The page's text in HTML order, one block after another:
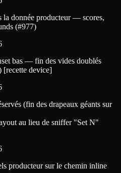
la donnée producteur — scores,
(#977)
bas — fin des vides doublés
device]
(fin des drapeaux géants sur
au lieu de sniffer "Set N"
producteur sur le chemin inline